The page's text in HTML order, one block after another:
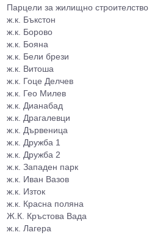
Парцели за жилищно строителство
ж.к. Бъкстон
ж.к. Борово
ж.к. Бояна
ж.к. Бели брези
ж.к. Витоша
ж.к. Гоце Делчев
ж.к. Гео Милев
ж.к. Дианабад
ж.к. Драгалевци
ж.к. Дървеница
ж.к. Дружба 1
ж.к. Дружба 2
ж.к. Западен парк
ж.к. Иван Вазов
ж.к. Изток
ж.к. Красна поляна
Ж.К. Кръстова Вада
ж.к. Лагера